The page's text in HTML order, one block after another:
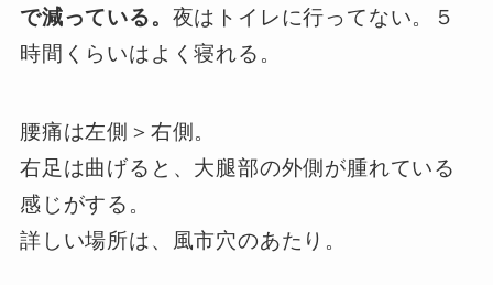
で減っている。 夜はトイレに行ってない。５
時間くらいはよく寝れる。
腰痛は左側＞右側。
右足は曲げると、大腿部の外側が腫れている
感じがする。
詳しい場所は、風市穴のあたり。